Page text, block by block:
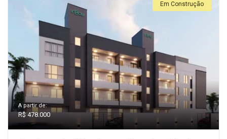
Em Construção
A partir de:
R$ 478.000